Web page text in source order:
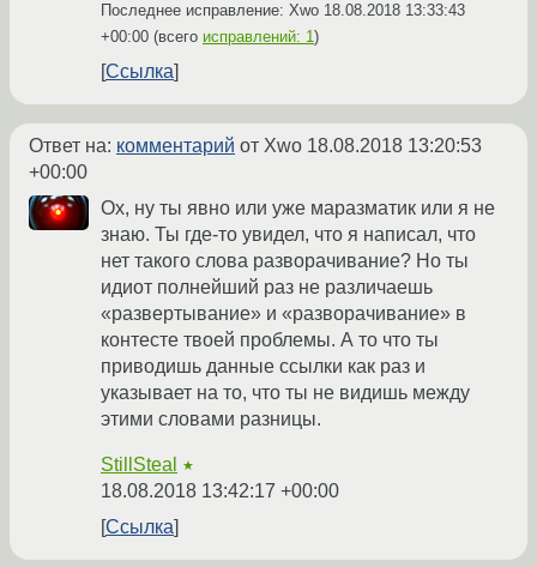
Последнее исправление: Xwo 18.08.2018 13:33:43
+00:00 (всего исправлений: 1)
Ссылка
Ответ на: комментарий от Xwo 18.08.2018 13:20:53
+00:00
Ох, ну ты явно или уже маразматик или я не
знаю. Ты где-то увидел, что я написал, что
нет такого слова разворачивание? Но ты
идиот полнейший раз не различаешь
«развертывание» и «разворачивание» в
контесте твоей проблемы. А то что ты
приводишь данные ссылки как раз и
указывает на то, что ты не видишь между
этими словами разницы.
StillSteal ★
18.08.2018 13:42:17 +00:00
Ссылка